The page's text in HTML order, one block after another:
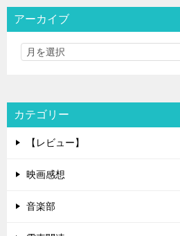
アーカイブ
カテゴリー
【レビュー】
映画感想
音楽部